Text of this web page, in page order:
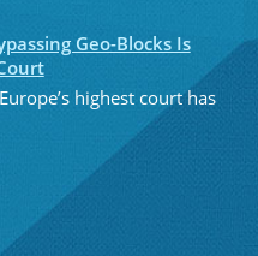
Geo-Blocks Is
highest court has